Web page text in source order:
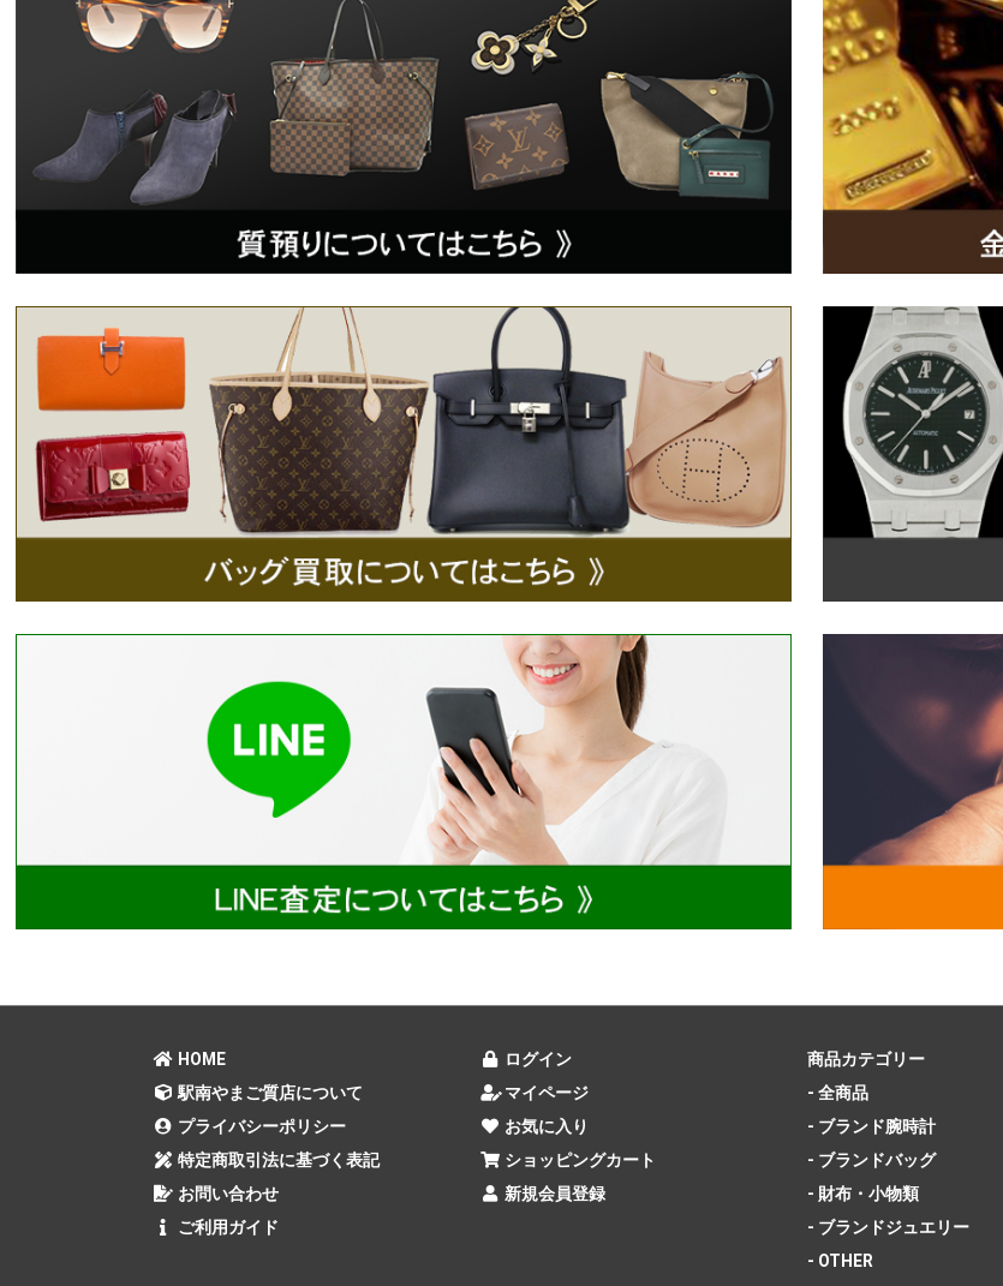
HOME
駅南やまご質店について
プライバシーポリシー
特定商取引法に基づく表記
お問い合わせ
ご利用ガイド
ログイン
マイページ
お気に入り
ショッピングカート
新規会員登録
商品カテゴリー
- 全商品
- ブランド腕時計
- ブランドバッグ
- 財布・小物類
- ブランドジュエリー
- OTHER